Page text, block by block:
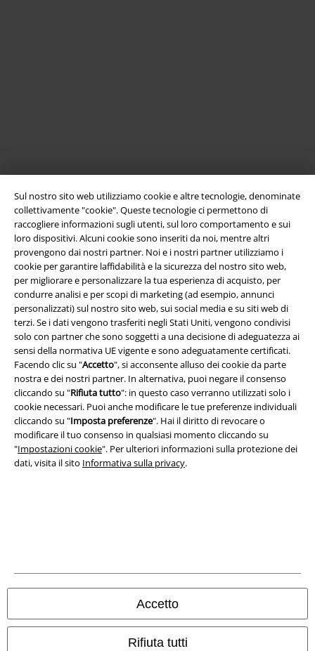
Sul nostro sito web utilizziamo cookie e altre tecnologie, denominate
collettivamente "cookie". Queste tecnologie ci permettono di
raccogliere informazioni sugli utenti, sul loro comportamento e sui
loro dispositivi. Alcuni cookie sono inseriti da noi, mentre altri
provengono dai nostri partner. Noi e i nostri partner utilizziamo i
cookie per garantire laffidabilità e la sicurezza del nostro sito web,
per migliorare e personalizzare la tua esperienza di acquisto, per
condurre analisi e per scopi di marketing (ad esempio, annunci
personalizzati) sul nostro sito web, sui social media e su siti web di
terzi. Se i dati vengono trasferiti negli Stati Uniti, vengono condivisi
solo con partner che sono soggetti a una decisione di adeguatezza ai
sensi della normativa UE vigente e sono adeguatamente certificati.
Facendo clic su "Accetto", si acconsente alluso dei cookie da parte
nostra e dei nostri partner. In alternativa, puoi negare il consenso
cliccando su "Rifiuta tutto": in questo caso verranno utilizzati solo i
cookie necessari. Puoi anche modificare le tue preferenze individuali
cliccando su "Imposta preferenze". Hai il diritto di revocare o
modificare il tuo consenso in qualsiasi momento cliccando su
"Impostazioni cookie". Per ulteriori informazioni sulla protezione dei
dati, visita il sito Informativa sulla privacy.
Accetto
Rifiuta tutti
Large Belgique
EMP España